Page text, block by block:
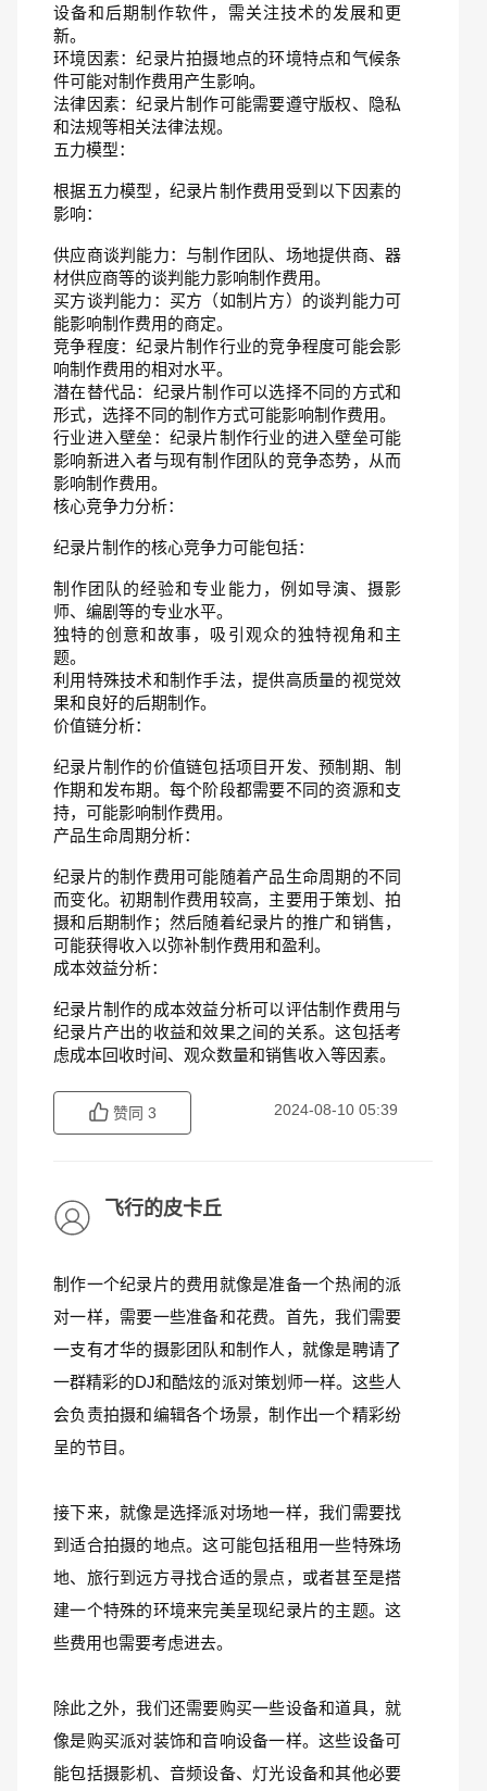
设备和后期制作软件，需关注技术的发展和更
新。
环境因素：纪录片拍摄地点的环境特点和气候条
件可能对制作费用产生影响。
法律因素：纪录片制作可能需要遵守版权、隐私
和法规等相关法律法规。
五力模型：
根据五力模型，纪录片制作费用受到以下因素的
影响：
供应商谈判能力：与制作团队、场地提供商、器
材供应商等的谈判能力影响制作费用。
买方谈判能力：买方（如制片方）的谈判能力可
能影响制作费用的商定。
竞争程度：纪录片制作行业的竞争程度可能会影
响制作费用的相对水平。
潜在替代品：纪录片制作可以选择不同的方式和
形式，选择不同的制作方式可能影响制作费用。
行业进入壁垒：纪录片制作行业的进入壁垒可能
影响新进入者与现有制作团队的竞争态势，从而
影响制作费用。
核心竞争力分析：
纪录片制作的核心竞争力可能包括：
制作团队的经验和专业能力，例如导演、摄影
师、编剧等的专业水平。
独特的创意和故事，吸引观众的独特视角和主
题。
利用特殊技术和制作手法，提供高质量的视觉效
果和良好的后期制作。
价值链分析：
纪录片制作的价值链包括项目开发、预制期、制
作期和发布期。每个阶段都需要不同的资源和支
持，可能影响制作费用。
产品生命周期分析：
纪录片的制作费用可能随着产品生命周期的不同
而变化。初期制作费用较高，主要用于策划、拍
摄和后期制作；然后随着纪录片的推广和销售，
可能获得收入以弥补制作费用和盈利。
成本效益分析：
纪录片制作的成本效益分析可以评估制作费用与
纪录片产出的收益和效果之间的关系。这包括考
虑成本回收时间、观众数量和销售收入等因素。
赞同 3 2024-08-10 05:39
飞行的皮卡丘
制作一个纪录片的费用就像是准备一个热闹的派
对一样，需要一些准备和花费。首先，我们需要
一支有才华的摄影团队和制作人，就像是聘请了
一群精彩的DJ和酷炫的派对策划师一样。这些人
会负责拍摄和编辑各个场景，制作出一个精彩纷
呈的节目。
接下来，就像是选择派对场地一样，我们需要找
到适合拍摄的地点。这可能包括租用一些特殊场
地、旅行到远方寻找合适的景点，或者甚至是搭
建一个特殊的环境来完美呈现纪录片的主题。这
些费用也需要考虑进去。
除此之外，我们还需要购买一些设备和道具，就
像是购买派对装饰和音响设备一样。这些设备可
能包括摄影机、音频设备、灯光设备和其他必要